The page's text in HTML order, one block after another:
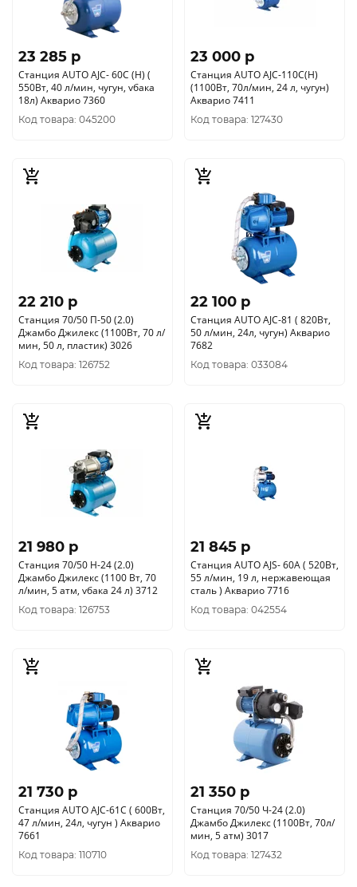
23 285 p
Станция AUTO AJC- 60С (Н) (
550Вт, 40 л/мин, чугун, vбака
18л) Акварио 7360
Код товара: 045200
23 000 p
Станция AUTO AJC-110C(H)
(1100Вт, 70л/мин, 24 л, чугун)
Акварио 7411
Код товара: 127430
22 210 p
Станция 70/50 П-50 (2.0)
Джамбо Джилекс (1100Вт, 70 л/
мин, 50 л, пластик) 3026
Код товара: 126752
22 100 p
Станция AUTO AJC-81 ( 820Вт,
50 л/мин, 24л, чугун) Акварио
7682
Код товара: 033084
21 980 p
Станция 70/50 Н-24 (2.0)
Джамбо Джилекс (1100 Вт, 70
л/мин, 5 атм, vбака 24 л) 3712
Код товара: 126753
21 845 p
Станция AUTO AJS- 60A ( 520Вт,
55 л/мин, 19 л, нержавеющая
сталь ) Акварио 7716
Код товара: 042554
21 730 p
Станция AUTO AJC-61C ( 600Вт,
47 л/мин, 24л, чугун ) Акварио
7661
Код товара: 110710
21 350 p
Станция 70/50 Ч-24 (2.0)
Джамбо Джилекс (1100Вт, 70л/
мин, 5 атм) 3017
Код товара: 127432